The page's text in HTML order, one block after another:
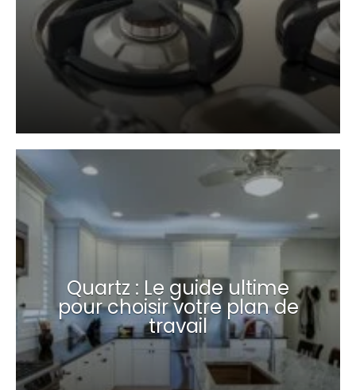
Quartz : Le guide ultime
pour choisir votre plan de
travail